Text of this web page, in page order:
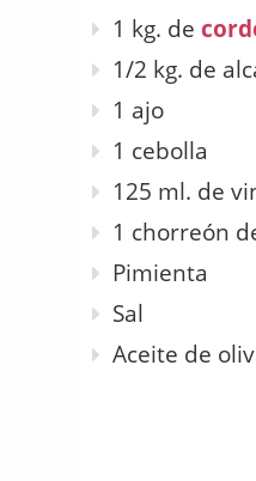
1 kg. de
1/2 kg. de
1 ajo
1 cebolla
125 ml. de
1 chorreón
Pimienta
Sal
Aceite de